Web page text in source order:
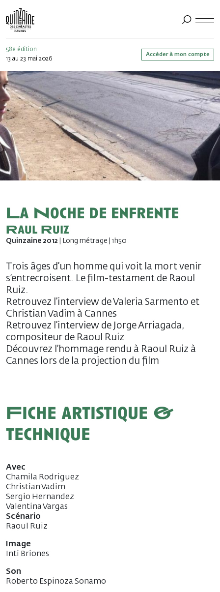
58e édition
13 au 23 mai 2026
Accéder à mon compte
La Noche de enfrente
Raul Ruiz
Quinzaine 2012 | Long métrage | 1h50
Trois âges d’un homme qui voit la mort venir
s’entrecroisent. Le film-testament de Raoul
Ruiz.
Retrouvez l’interview de Valeria Sarmento et
Christian Vadim à Cannes
Retrouvez l’interview de Jorge Arriagada,
compositeur de Raoul Ruiz
Découvrez l’hommage rendu à Raoul Ruiz à
Cannes lors de la projection du film
Fiche artistique &
technique
Avec
Chamila Rodriguez
Christian Vadim
Sergio Hernandez
Valentina Vargas
Scénario
Raoul Ruiz
Image
Inti Briones
Son
Roberto Espinoza Sonamo